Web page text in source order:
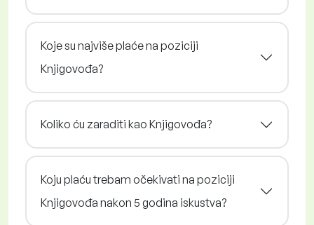
Koje su najviše plaće na poziciji
Knjigovođa?
Koliko ću zaraditi kao Knjigovođa?
Koju plaću trebam očekivati na poziciji
Knjigovođa nakon 5 godina iskustva?